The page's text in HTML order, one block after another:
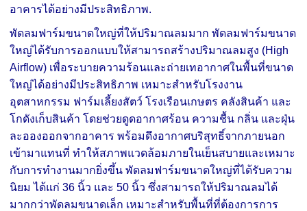
อาคารได้อย่างมีประสิทธิภาพ.
พัดลมฟาร์มขนาดใหญ่ที่ให้ปริมาณลมมาก พัดลมฟาร์มขนาด
ใหญ่ได้รับการออกแบบให้สามารถสร้างปริมาณลมสูง (High
Airflow) เพื่อระบายความร้อนและถ่ายเทอากาศในพื้นที่ขนาด
ใหญ่ได้อย่างมีประสิทธิภาพ เหมาะสำหรับโรงงาน
อุตสาหกรรม ฟาร์มเลี้ยงสัตว์ โรงเรือนเกษตร คลังสินค้า และ
โกดังเก็บสินค้า โดยช่วยดูดอากาศร้อน ความชื้น กลิ่น และฝุ่น
ละอองออกจากอาคาร พร้อมดึงอากาศบริสุทธิ์จากภายนอก
เข้ามาแทนที่ ทำให้สภาพแวดล้อมภายในเย็นสบายและเหมาะ
กับการทำงานมากยิ่งขึ้น พัดลมฟาร์มขนาดใหญ่ที่ได้รับความ
นิยม ได้แก่ 36 นิ้ว และ 50 นิ้ว ซึ่งสามารถให้ปริมาณลมได้
มากกว่าพัดลมขนาดเล็ก เหมาะสำหรับพื้นที่ที่ต้องการการ